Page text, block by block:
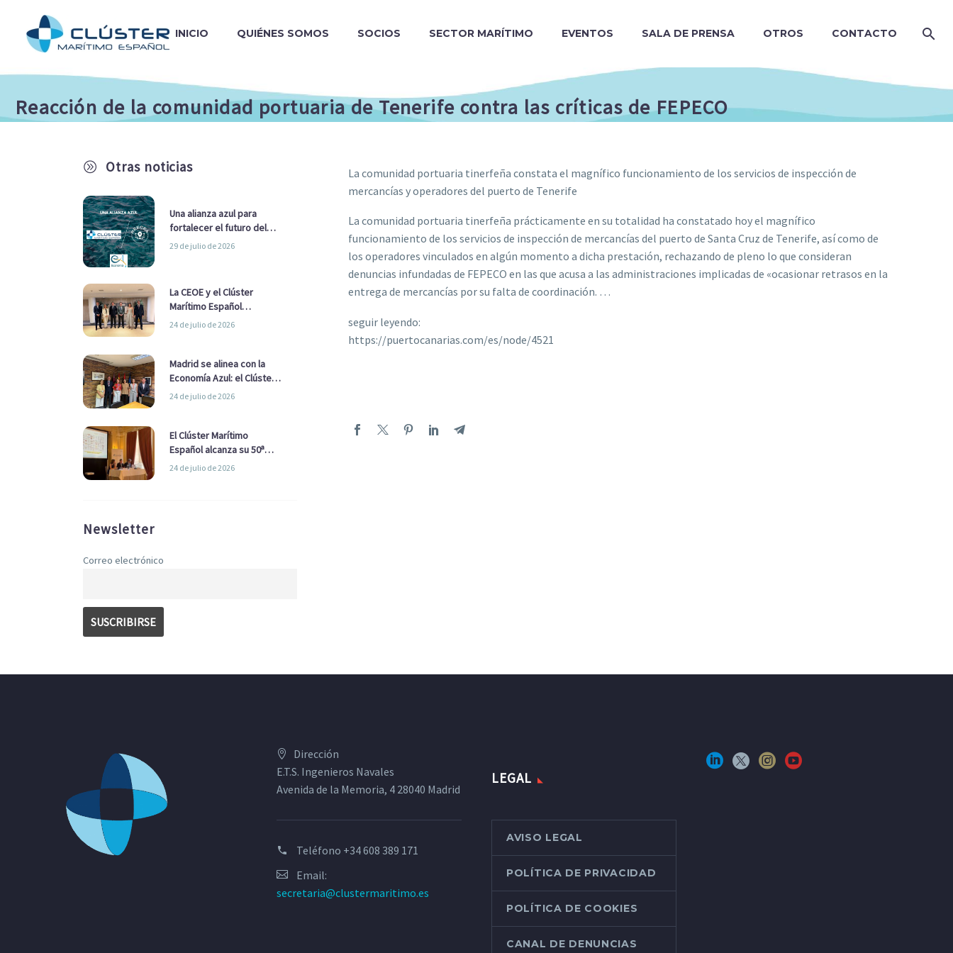
INICIO QUIÉNES SOMOS SOCIOS SECTOR MARÍTIMO EVENTOS SALA DE PRENSA OTROS CONTACTO
Reacción de la comunidad portuaria de Tenerife contra las críticas de FEPECO
A Otras noticias
Una alianza azul para
fortalecer el futuro del
sector marítimo
29 de julio de 2026
La CEOE y el Clúster
Marítimo Español
refuerzan su alianza para
24 de julio de 2026
Madrid se alinea con la
Economía Azul: el Clúster
Marítimo Español y la Real
Ayuntamiento
24 de julio de 2026
El Clúster Marítimo
Español alcanza su 50ª
Asamblea reafirmando su
24 de julio de 2026
Newsletter
Correo electrónico
La comunidad portuaria tinerfeña constata el magnífico funcionamiento de los servicios de inspección de
mercancías y operadores del puerto de Tenerife
La comunidad portuaria tinerfeña prácticamente en su totalidad ha constatado hoy el magnífico
funcionamiento de los servicios de inspección de mercancías del puerto de Santa Cruz de Tenerife, así como de
los operadores vinculados en algún momento a dicha prestación, rechazando de pleno lo que consideran
denuncias infundadas de FEPECO en las que acusa a las administraciones implicadas de «ocasionar retrasos en la
entrega de mercancías por su falta de coordinación. …
seguir leyendo:
https://puertocanarias.com/es/node/4521
Dirección
E.T.S. Ingenieros Navales
Avenida de la Memoria, 4 28040 Madrid
Teléfono +34 608 389 171
Email:
secretaria@clustermaritimo.es
LEGAL
AVISO LEGAL
POLÍTICA DE PRIVACIDAD
POLÍTICA DE COOKIES
CANAL DE DENUNCIAS